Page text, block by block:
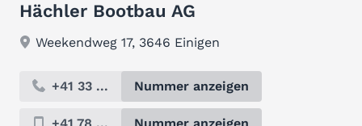
Hächler Bootbau AG
Weekendweg 17, 3646 Einigen
+41 33 ... Nummer anzeigen